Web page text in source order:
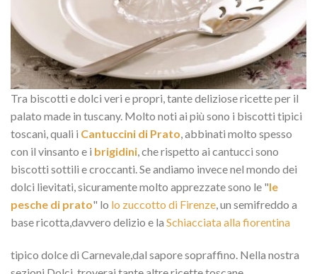
Tra biscotti e dolci veri e propri, tante deliziose ricette per il
palato made in tuscany. Molto noti ai più sono i biscotti tipici
toscani, quali i Cantuccini di Prato, abbinati molto spesso
con il vinsanto e i brigidini, che rispetto ai cantucci sono
biscotti sottili e croccanti. Se andiamo invece nel mondo dei
dolci lievitati, sicuramente molto apprezzate sono le "le
pesche di prato" lo lo zuccotto di Firenze, un semifreddo a
base ricotta,davvero delizio e la Schiacciata alla fiorentina
tipico dolce di Carnevale,dal sapore sopraffino. Nella nostra